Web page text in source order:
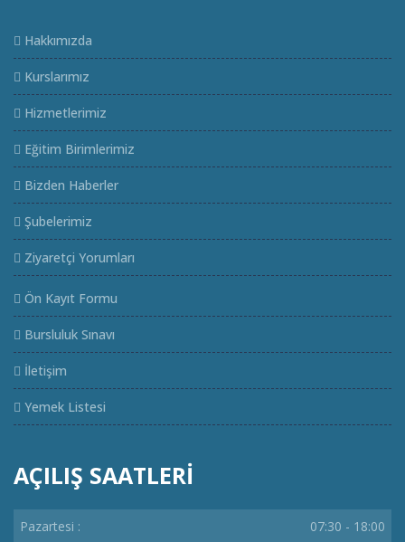
Hakkımızda
Kurslarımız
Hizmetlerimiz
Eğitim Birimlerimiz
Bizden Haberler
Şubelerimiz
Ziyaretçi Yorumları
Ön Kayıt Formu
Bursluluk Sınavı
İletişim
Yemek Listesi
AÇILIŞ SAATLERİ
Pazartesi : 07:30 - 18:00